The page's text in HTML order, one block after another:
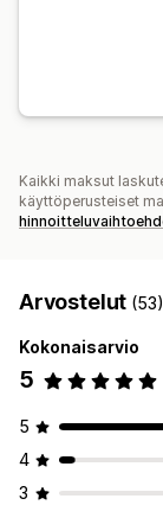
Kaikki maksut
käyttöperusteiset
Arvostelut (53)
Kokonaisarvio
5
5
4
3